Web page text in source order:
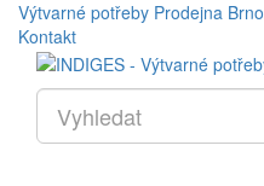
Výtvarné potřeby Prodejna Brno
Kontakt